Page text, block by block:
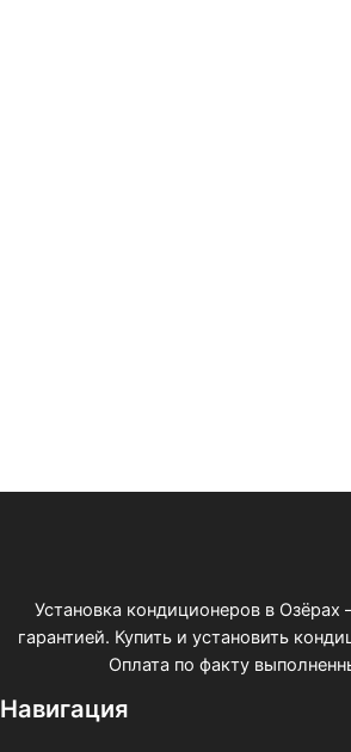
Установка кондиционеров в Озёрах
гарантией. Купить и установить
Оплата по факту
Навигация